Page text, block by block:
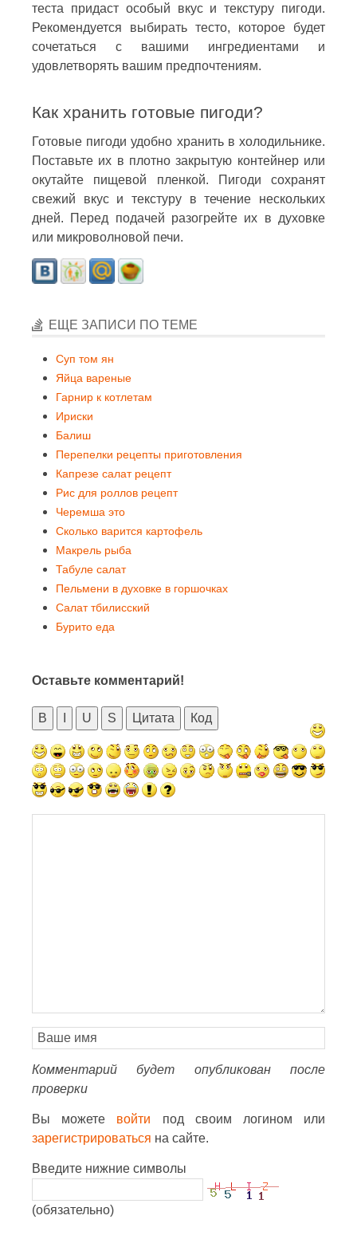
теста придаст особый вкус и текстуру пигоди.
Рекомендуется выбирать тесто, которое будет
сочетаться с вашими ингредиентами и
удовлетворять вашим предпочтениям.
Как хранить готовые пигоди?
Готовые пигоди удобно хранить в холодильнике.
Поставьте их в плотно закрытую контейнер или
окутайте пищевой пленкой. Пигоди сохранят
свежий вкус и текстуру в течение нескольких
дней. Перед подачей разогрейте их в духовке
или микроволновой печи.
ЕЩЕ ЗАПИСИ ПО ТЕМЕ
Суп том ян
Яйца вареные
Гарнир к котлетам
Ириски
Балиш
Перепелки рецепты приготовления
Капрезе салат рецепт
Рис для роллов рецепт
Черемша это
Сколько варится картофель
Макрель рыба
Табуле салат
Пельмени в духовке в горшочках
Салат тбилисский
Бурито еда
Оставьте комментарий!
B U S Цитата Код
Комментарий будет опубликован после
проверки
Вы можете войти под своим логином или
зарегистрироваться на сайте.
Введите нижние символы
(обязательно)